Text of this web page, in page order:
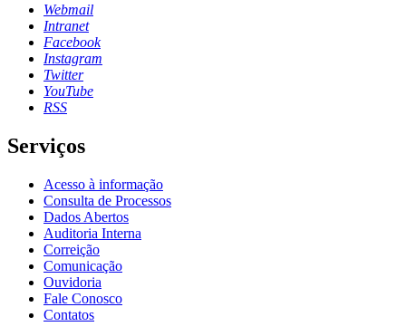
Webmail
Intranet
Facebook
Instagram
Twitter
YouTube
RSS
Serviços
Acesso à informação
Consulta de Processos
Dados Abertos
Auditoria Interna
Correição
Comunicação
Ouvidoria
Fale Conosco
Contatos